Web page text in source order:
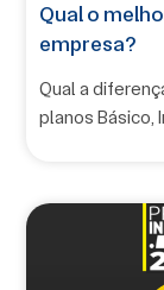
Qual o
empresa?
Qual a
planos Básico,